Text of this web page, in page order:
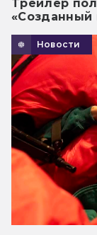
Трейлер
«Созданный
Новости